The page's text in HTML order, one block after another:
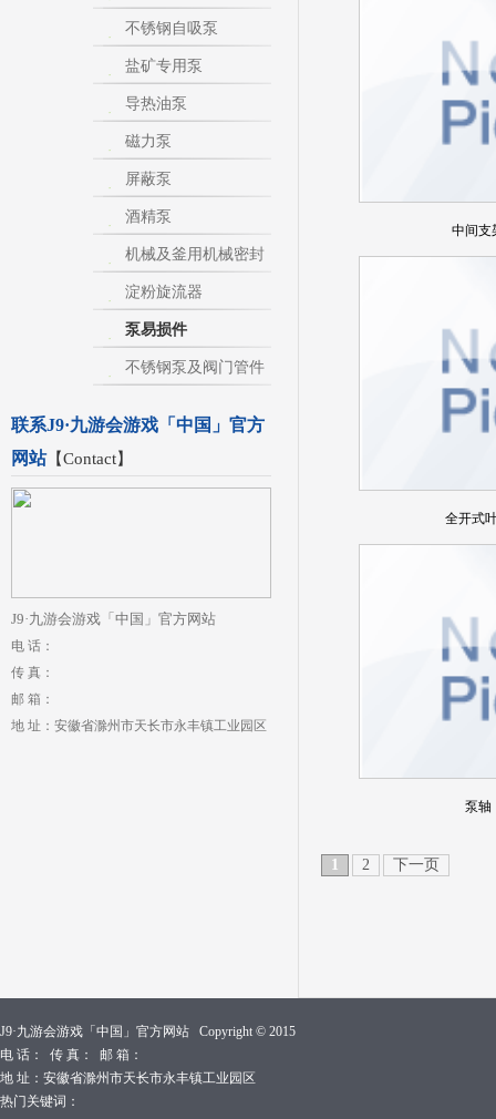
不锈钢自吸泵
盐矿专用泵
导热油泵
磁力泵
屏蔽泵
酒精泵
机械及釜用机械密封
淀粉旋流器
泵易损件
不锈钢泵及阀门管件
联系J9·九游会游戏「中国」官方
网站【Contact】
J9·九游会游戏「中国」官方网站
电 话：
传 真：
邮 箱：
地 址：安徽省滁州市天长市永丰镇工业园区
中间支
全开式
泵轴
1 2 下一页
J9·九游会游戏「中国」官方网站 Copyright © 2015
电 话： 传 真： 邮 箱：
地 址：安徽省滁州市天长市永丰镇工业园区
热门关键词：